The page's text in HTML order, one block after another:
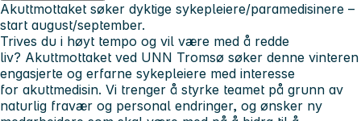
Akuttmottaket søker dyktige sykepleiere/paramedisinere –
start august/september.
Trives du i høyt tempo og vil være med å redde
liv? Akuttmottaket ved UNN Tromsø søker denne vinteren
engasjerte og erfarne sykepleiere med interesse
for akuttmedisin. Vi trenger å styrke teamet på grunn av
naturlig fravær og personal endringer, og ønsker ny